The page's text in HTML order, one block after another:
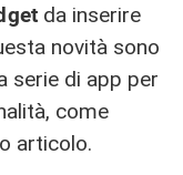
da inserire
novità sono
serie di app per
come
articolo.